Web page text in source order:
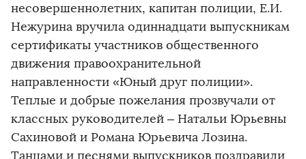
несовершеннолетних, капитан полиции, Е.И.
Нежурина вручила одиннадцати выпускникам
сертификаты участников общественного
движения правоохранительной
направленности «Юный друг полиции».
Теплые и добрые пожелания прозвучали от
классных руководителей – Натальи Юрьевны
Сахиновой и Романа Юрьевича Лозина.
Танцами и песнями выпускников поздравили